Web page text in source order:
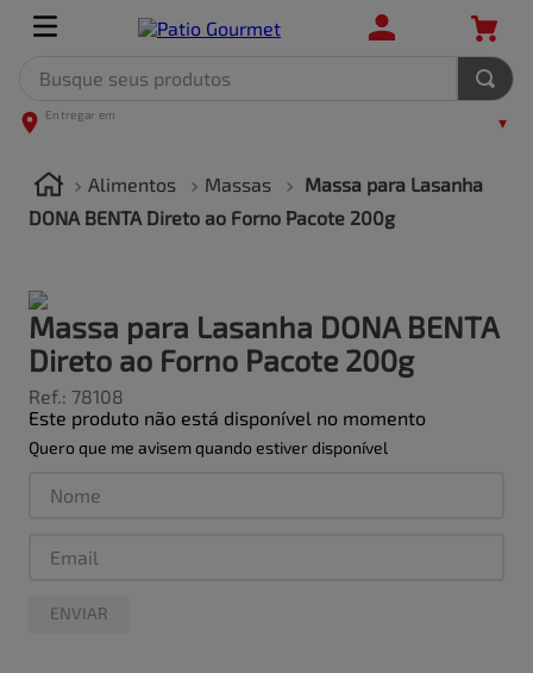
Alimentos Massas
Massa para Lasanha
DONA BENTA Direto ao Forno Pacote 200g
Massa para Lasanha DONA BENTA
Direto ao Forno Pacote 200g
Ref. : 78108
Este produto não está disponível no momento
Quero que me avisem quando estiver disponível
ENVIAR
TERMOS MAIS BUSCADOS
2º
5º carne